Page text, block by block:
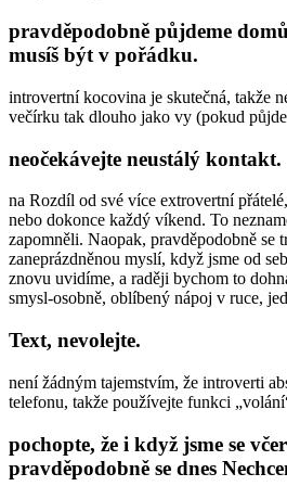
pravděpodobně půjdeme
musíš být v pořádku.
introvertní kocovina je skutečná, takže
večírku tak dlouho jako vy (pokud
neočekávejte neustálý kontakt.
na Rozdíl od své více extrovertní
nebo dokonce každý víkend. To
zapomněli. Naopak, pravděpodobně se
zaneprázdněnou myslí, když jsme od
znovu uvidíme, a raději bychom to
smysl-osobně, oblíbený nápoj v ruce,
Text, nevolejte.
není žádným tajemstvím, že introverti
telefonu, takže používejte funkci
pochopte, že i když jsme se
pravděpodobně se dnes